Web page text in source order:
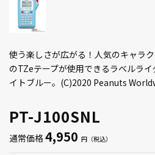
PT-J100SNL
使う楽しさが広がる！人気のキャラ
のTZeテープが使用できるラベルラ
イトブルー。(C)2020 Peanuts
通常価格4,950